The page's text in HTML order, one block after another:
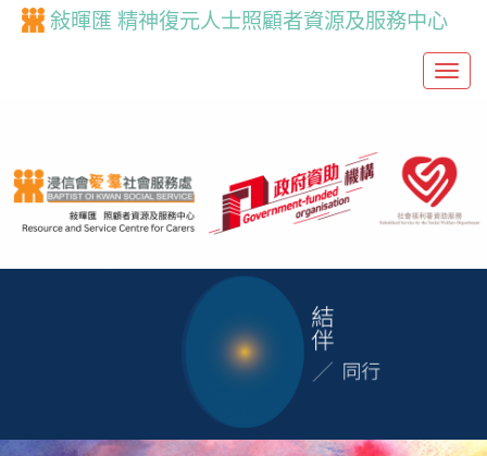
敍暉匯 精神復元人士照顧者資源及服務中心
T
e
n
v